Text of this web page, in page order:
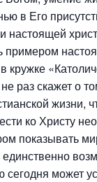
в Его
настоящей
примером
кружке
раз скажет о
жизни,
ко Христу
показывать
единственно
сегодня может